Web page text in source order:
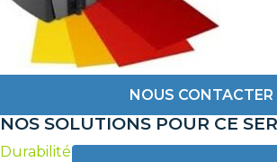
NOUS CONTACTER
NOS SOLUTIONS POUR CE
Durabilité améliorée